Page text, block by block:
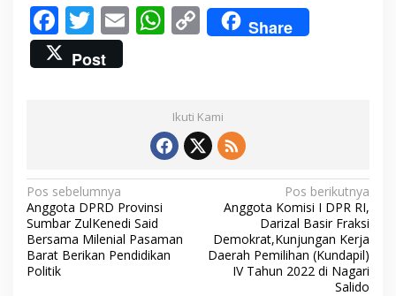
F
ac
e
k
T
w
itt
E W
s
A
p
p
C
o
y
Li
n
k
Share
Post
Ikuti Kami
N
a
v
i
Pos sebelumnya
Anggota DPRD Provinsi
Sumbar ZulKenedi Said
Bersama Milenial Pasaman
Barat Berikan Pendidikan
Politik
Pos berikutnya
Anggota Komisi I DPR RI,
Darizal Basir Fraksi
Demokrat,Kunjungan Kerja
Daerah Pemilihan (Kundapil)
IV Tahun 2022 di Nagari
Salido